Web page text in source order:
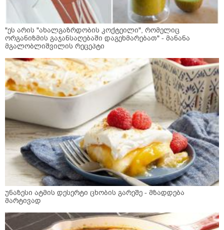
"ეს არის "ახალგაზრდობის კოქტეილი", რომელიც
ორგანიზმის გაჯანსაღებაში დაგეხმარებათ" - მანანა
მგალობლიშვილის რეცეპტი
უნაზესი ატმის დესერტი ცხობის გარეშე - მზადდება
მარტივად